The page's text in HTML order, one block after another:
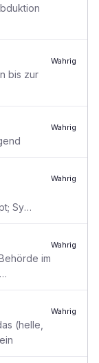
bis zur
Wahrig
Wahrig
Sy
Wahrig
im
Wahrig
(helle,
Wahrig